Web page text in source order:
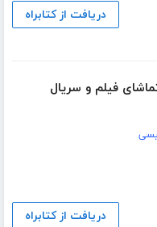
دریافت از کتابراه
فیلم و سریال
دریافت از کتابراه